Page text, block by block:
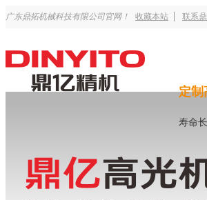
广东鼎拓机械科技有限公司官网！ 收藏本站 联系
定制
寿命